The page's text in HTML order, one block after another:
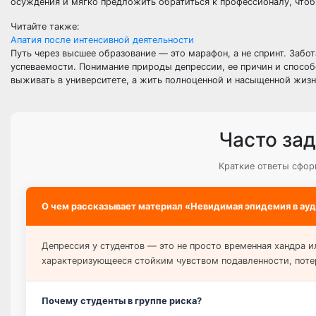
Читайте также:
Апатия после интенсивной деятельности
Путь через высшее образование — это марафон, а не спринт.
успеваемости. Понимание природы депрессии, ее причин и
выживать в университете, а жить полноценной и насыщенной
Часто
Краткие ответы
О чем рассказывает материал «Невидимая эпидемия в
Депрессия у студентов — это не просто временная хандра
характеризующееся стойким чувством подавленности,
Почему студенты в группе риска?